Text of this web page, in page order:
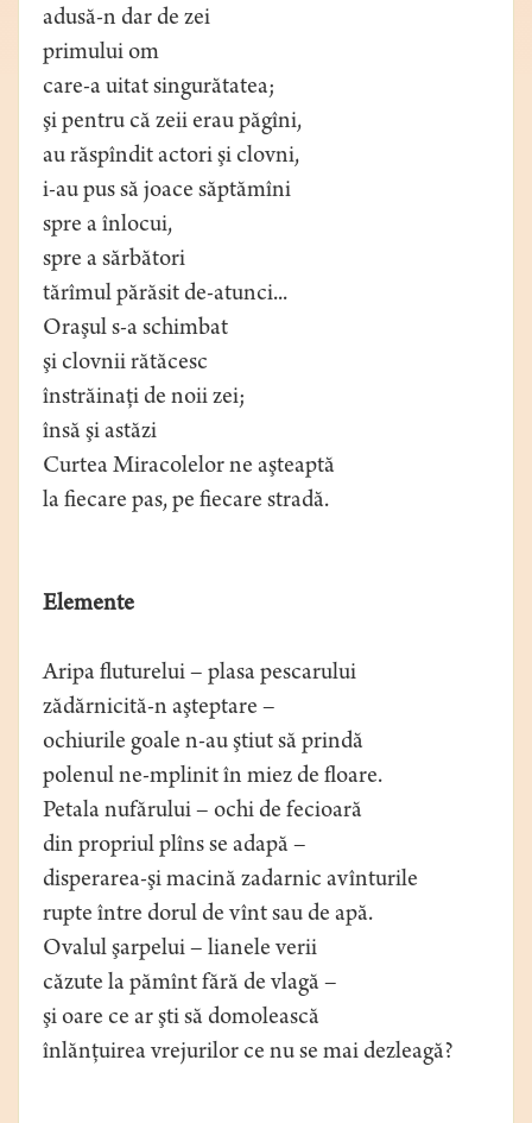
adusă-n dar de zei
primului om
care-a uitat singurătatea;
şi pentru că zeii erau păgîni,
au răspîndit actori şi clovni,
i-au pus să joace săptămîni
spre a înlocui,
spre a sărbători
tărîmul părăsit de-atunci...
Oraşul s-a schimbat
şi clovnii rătăcesc
înstrăinaţi de noii zei;
însă şi astăzi
Curtea Miracolelor ne aşteaptă
la fiecare pas, pe fiecare stradă.
Elemente
Aripa fluturelui – plasa pescarului
zădărnicită-n aşteptare –
ochiurile goale n-au ştiut să prindă
polenul ne-mplinit în miez de floare.
Petala nufărului – ochi de fecioară
din propriul plîns se adapă –
disperarea-şi macină zadarnic avînturile
rupte între dorul de vînt sau de apă.
Ovalul şarpelui – lianele verii
căzute la pămînt fără de vlagă –
şi oare ce ar şti să domolească
înlănţuirea vrejurilor ce nu se mai dezleagă?